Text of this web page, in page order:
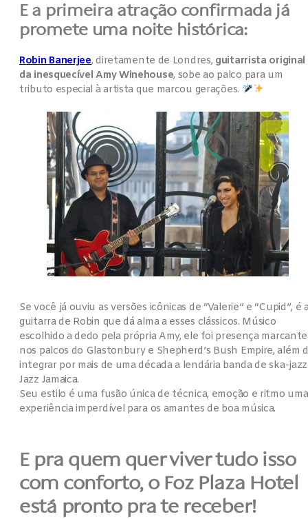
E a primeira atração confirmada já
promete uma noite histórica:
Robin Banerjee, diretamente de Londres, guitarrista original
da inesquecível Amy Winehouse, sobe ao palco para um
tributo especial à artista que marcou gerações.
Se você já ouviu as versões icônicas de “Valerie” e “Cupid”, é
guitarra de Robin que dá alma a esses clássicos. Músico
escolhido a dedo pela própria Amy, ele foi presença marcante
nos palcos do Glastonbury e Shepherd’s Bush Empire, além
integrar por mais de uma década a lendária banda de ska-jazz
Jazz Jamaica.
Seu estilo é uma fusão única de técnica, emoção e ritmo uma
experiência imperdível para os amantes de boa música.
E pra quem quer viver tudo isso
com conforto, o Foz Plaza Hotel
está pronto pra te receber!